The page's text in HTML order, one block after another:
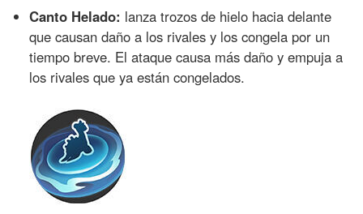
Canto Helado: lanza trozos de hielo hacia delante
que causan daño a los rivales y los congela por un
tiempo breve. El ataque causa más daño y empuja a
los rivales que ya están congelados.